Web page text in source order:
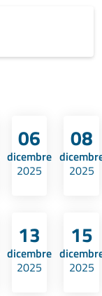
06
dicembre
2025
08
2025
13
dicembre
2025
15
2025